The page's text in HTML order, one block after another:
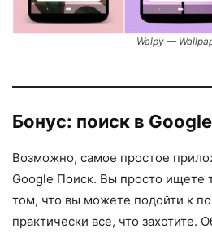
Walpy —
Бонус: поиск в Google
Возможно, самое простое
Google Поиск. Вы просто ищете
том, что вы можете подойти к
практически все, что захотите.